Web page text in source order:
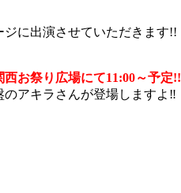
に出演させていただきます!!
お祭り広場にて11:00～予定!!
アキラさんが登場しますよ‼︎